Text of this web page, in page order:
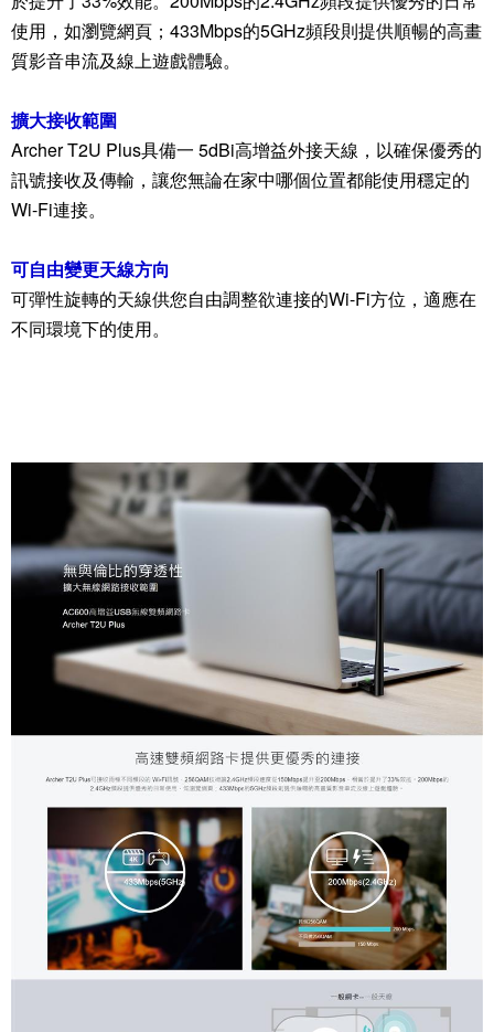
使用，如瀏覽網頁；433Mbps的5GHz頻段則提供順暢的高畫
質影音串流及線上遊戲體驗。
擴大接收範圍
Archer T2U Plus具備一 5dBi高增益外接天線，以確保優秀的
訊號接收及傳輸，讓您無論在家中哪個位置都能使用穩定的
Wi-Fi連接。
可自由變更天線方向
可彈性旋轉的天線供您自由調整欲連接的Wi-Fi方位，適應在
不同環境下的使用。